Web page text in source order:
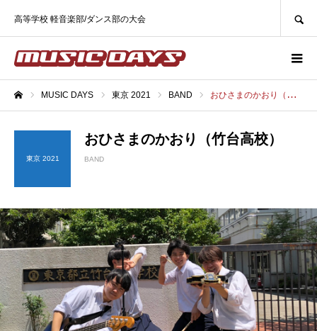
高等学校 軽音楽部/ダンス部の大会
MUSIC DAYS 東京 2021 BAND おひさまのかおり（竹台高校）
東京 2021
おひさまのかおり（竹台高校）
BAND